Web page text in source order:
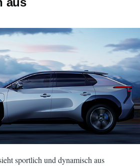
sportlich und dynamisch aus